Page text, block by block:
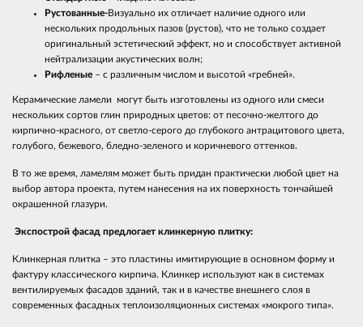
Рустованные-Визуально их отличает наличие одного или
нескольких продольных пазов (рустов), что не только создает
оригинальный эстетический эффект, но и способствует активной
нейтрализации акустических волн;
Рифленые – с различным числом и высотой «гребней».
Керамические ламели могут быть изготовлены из одного или смеси
нескольких сортов глин природных цветов: от песочно-желтого до
кирпично-красного, от светло-серого до глубокого антрацитового цвета,
голубого, бежевого, бледно-зеленого и коричневого оттенков.
В то же время, ламелям может быть придан практически любой цвет на
выбор автора проекта, путем нанесения на их поверхность тончайшей
окрашенной глазури.
Экспострой фасад предлогает клинкерную плитку:
Клинкерная плитка – это пластины имитирующие в основном форму и
фактуру классического кирпича. Клинкер используют как в системах
вентилируемых фасадов зданий, так и в качестве внешнего слоя в
современных фасадных теплоизоляционных системах «мокрого типа».